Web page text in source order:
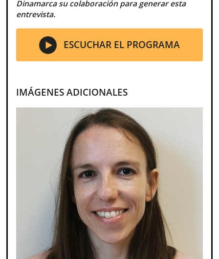
Dinamarca su colaboración para generar esta
entrevista.
ESCUCHAR EL PROGRAMA
IMÁGENES ADICIONALES